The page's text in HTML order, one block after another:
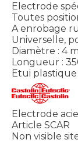
Electrode
Toutes
A enrobage
Universelle,
Diamètre : 4
Longueur :
Etui plastique
Electrode
Article SCAR
Non visible